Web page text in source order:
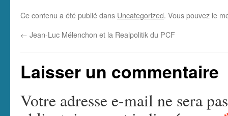
Ce contenu a été publié dans Uncategorized. Vous pouvez le
← Jean-Luc Mélenchon et la Realpolitik du PCF
Laisser un commentaire
Votre adresse e-mail ne sera